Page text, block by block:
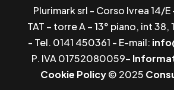
Plurimark srl - Corso Ivrea 14/
TAT – torre A – 13° piano, int 38,
- Tel. 0141 450361 - E-mail:
P. IVA 01752080059-
Cookie Policy© 2025